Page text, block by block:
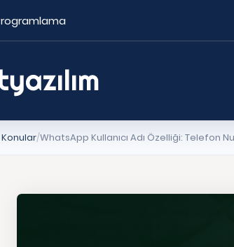
WhatsApp Kullanıcı Adı Özelliği: Telefon